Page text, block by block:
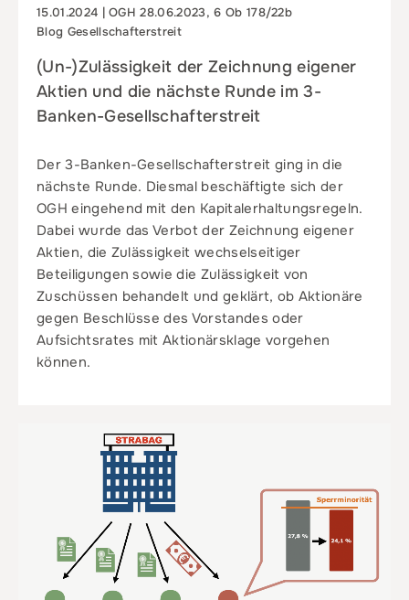
15.01.2024 | OGH 28.06.2023, 6 Ob 178/22b
Blog Gesellschafterstreit
(Un-)Zulässigkeit der Zeichnung eigener
Aktien und die nächste Runde im 3-
Banken-Gesellschafterstreit
Der 3-Banken-Gesellschafterstreit ging in die
nächste Runde. Diesmal beschäftigte sich der
OGH eingehend mit den Kapitalerhaltungsregeln.
Dabei wurde das Verbot der Zeichnung eigener
Aktien, die Zulässigkeit wechselseitiger
Beteiligungen sowie die Zulässigkeit von
Zuschüssen behandelt und geklärt, ob Aktionäre
gegen Beschlüsse des Vorstandes oder
Aufsichtsrates mit Aktionärsklage vorgehen
können.